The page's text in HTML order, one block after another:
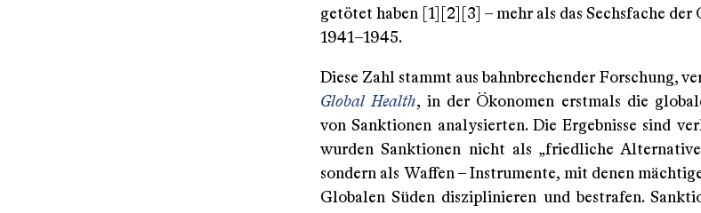
getötet haben [1][2][3] – mehr als das Sechsfache der
1941–1945.
Diese Zahl stammt aus bahnbrechender Forschung,
Global Health, in der Ökonomen erstmals die
von Sanktionen analysierten. Die Ergebnisse sind
wurden Sanktionen nicht als „friedliche
sondern als Waffen – Instrumente, mit denen
Globalen Süden disziplinieren und bestrafen.